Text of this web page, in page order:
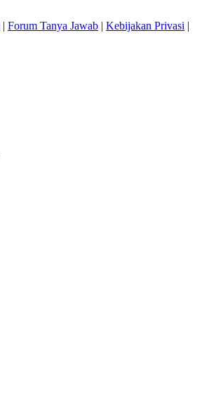
| Forum Tanya Jawab | Kebijakan Privasi |